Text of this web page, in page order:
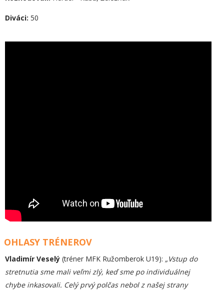
Diváci: 50
OHLASY TRÉNEROV
Vladimír Veselý (tréner MFK Ružomberok U19): „Vstup do
stretnutia sme mali veľmi zlý, keď sme po individuálnej
chybe inkasovali. Celý prvý polčas nebol z našej strany